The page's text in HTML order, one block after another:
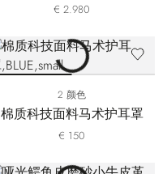
€ 2.980
2 颜色
棉质科技面料马术护耳罩
€ 150